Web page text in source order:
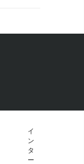
イ
ン
タ
ー